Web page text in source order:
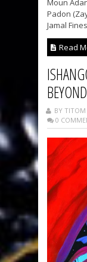
Moun
Padon
Jamal
Read
BY TITOM
0